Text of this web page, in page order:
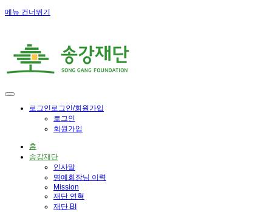
메뉴 건너뛰기
로그인로그인/회원가입
로그인
회원가입
홈
송강재단
인사말
명예회장님 이력
Mission
재단 연혁
재단 BI